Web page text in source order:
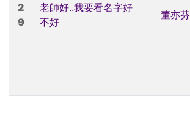
2
9
老師好..我要看名字好
不好
董亦芬